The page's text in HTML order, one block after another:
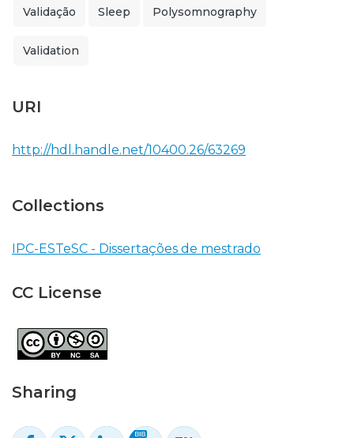
Validação Sleep Polysomnography
Validation
URI
http://hdl.handle.net/10400.26/63269
Collections
IPC-ESTeSC - Dissertações de mestrado
CC License
Sharing